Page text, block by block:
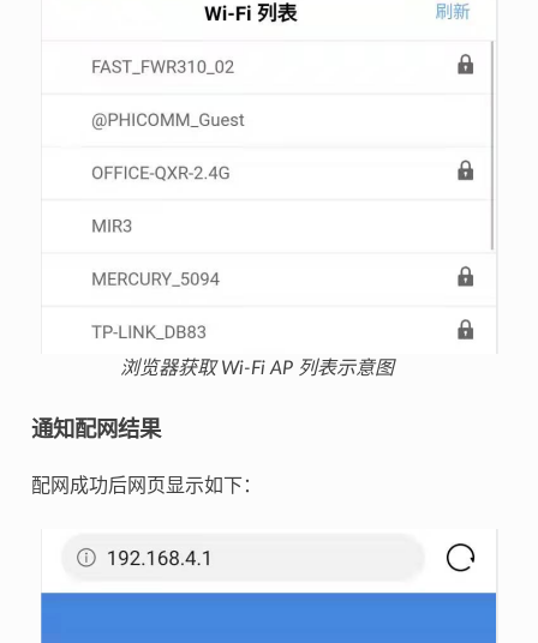
浏览器获取 Wi-Fi AP 列表示意图
通知配网结果
配网成功后网页显示如下：